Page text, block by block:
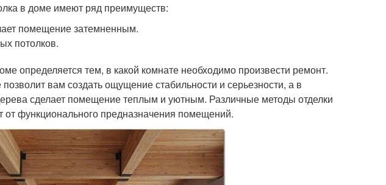
в доме имеют ряд преимуществ:
помещение затемненным.
потолков.
определяется тем, в какой комнате необходимо произвести ремонт.
вам создать ощущение стабильности и серьезности, а в
сделает помещение теплым и уютным. Различные методы отделки
от функционального предназначения помещений.